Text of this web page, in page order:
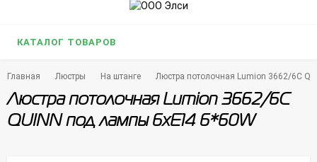
КАТАЛОГ ТОВАРОВ
Главная Люстры На штанге Люстра потолочная Lumion 3662/6C
Люстра потолочная Lumion 3662/6C
QUINN под лампы 6xE14 6*60W